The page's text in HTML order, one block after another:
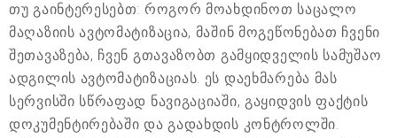
თუ გაინტერესებთ: როგორ მოახდინოთ საცალო
მაღაზიის ავტომატიზაცია, მაშინ მოგეწონებათ ჩვენი
შეთავაზება, ჩვენ გთავაზობთ გამყიდველის სამუშაო
ადგილის ავტომატიზაციას. ეს დაეხმარება მას
სერვისში სწრაფად ნავიგაციაში, გაყიდვის ფაქტის
დოკუმენტირებაში და გადახდის კონტროლში.